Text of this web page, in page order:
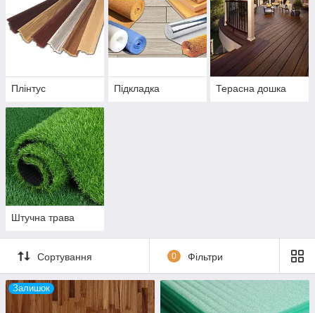
Плінтус Підкладка Терасна дошка
Штучна трава
Сортування 0 Фільтри
Залишок